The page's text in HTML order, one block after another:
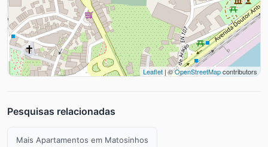
Leaflet| ©OpenStreetMapcontributors
Pesquisas relacionadas
Mais Apartamentos em Matosinhos